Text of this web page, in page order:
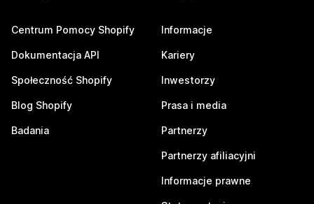
Centrum Pomocy Shopify
Dokumentacja API
Społeczność Shopify
Blog Shopify
Badania
Informacje
Kariery
Inwestorzy
Prasa i media
Partnerzy
Partnerzy afiliacyjni
Informacje prawne